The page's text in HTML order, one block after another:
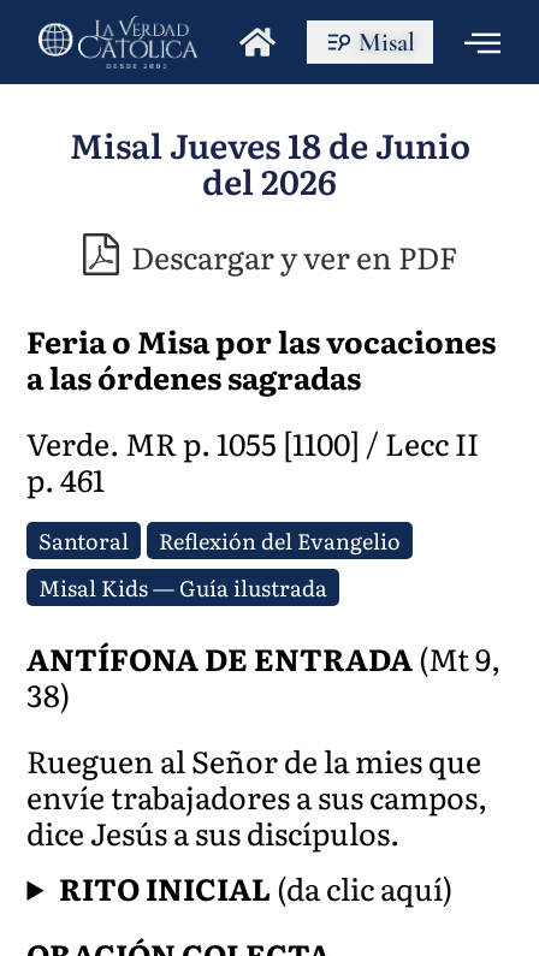
Misal
Misal Jueves 18 de Junio
del 2026
Descargar y ver en PDF
Feria o Misa por las vocaciones
a las órdenes sagradas
Verde. MR p. 1055 [1100] / Lecc II
p. 461
Santoral
Reflexión del Evangelio
Misal Kids — Guía ilustrada
ANTÍFONA DE ENTRADA(Mt 9,
38)
Rueguen al Señor de la mies que
envíe trabajadores a sus campos,
dice Jesús a sus discípulos.
RITO INICIAL(da clic aquí)